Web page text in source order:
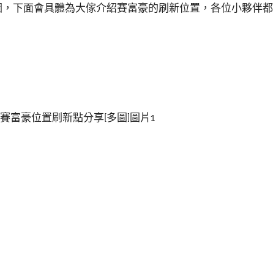
下面會具體為大傢介紹賽富豪的刷新位置，各位小夥伴都